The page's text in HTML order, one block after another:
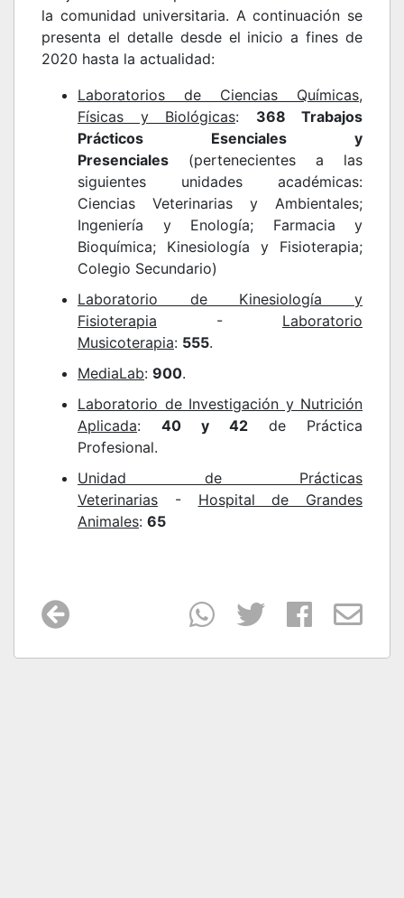
la comunidad universitaria. A continuación se
presenta el detalle desde el inicio a fines de
2020 hasta la actualidad:
Laboratorios de Ciencias Químicas,
Físicas y Biológicas: 368 Trabajos
Prácticos Esenciales y
Presenciales (pertenecientes a las
siguientes unidades académicas:
Ciencias Veterinarias y Ambientales;
Ingeniería y Enología; Farmacia y
Bioquímica; Kinesiología y Fisioterapia;
Colegio Secundario)
Laboratorio de Kinesiología y
Fisioterapia - Laboratorio
Musicoterapia: 555.
MediaLab: 900.
Laboratorio de Investigación y Nutrición
Aplicada: 40 y 42 de Práctica
Profesional.
Unidad de Prácticas
Veterinarias - Hospital de Grandes
Animales: 65